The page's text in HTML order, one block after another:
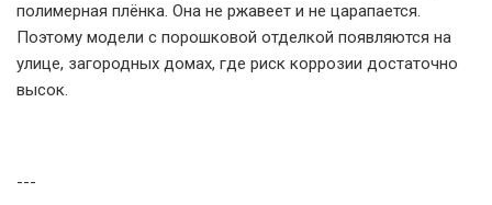
полимерная плёнка. Она не ржавеет и не царапается.
Поэтому модели с порошковой отделкой появляются на
улице, загородных домах, где риск коррозии достаточно
высок.
---